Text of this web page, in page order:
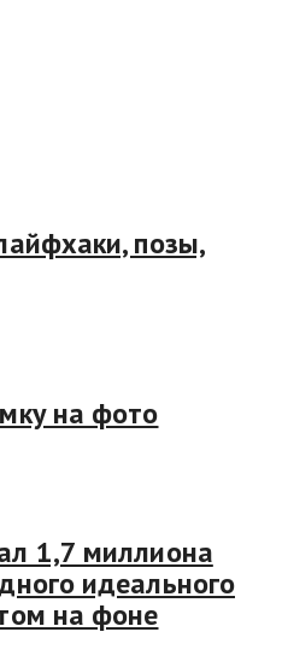
позы,
на фото
1,7 миллиона
идеального
на фоне